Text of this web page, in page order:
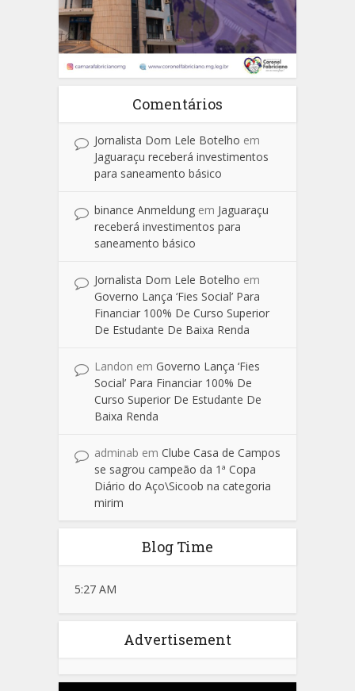
Comentários
Jornalista Dom Lele Botelho em
Jaguaraçu receberá investimentos
para saneamento básico
binance Anmeldung em Jaguaraçu
receberá investimentos para
saneamento básico
Jornalista Dom Lele Botelho em
Governo Lança ‘Fies Social’ Para
Financiar 100% De Curso Superior
De Estudante De Baixa Renda
Landon em Governo Lança ‘Fies
Social’ Para Financiar 100% De
Curso Superior De Estudante De
Baixa Renda
adminab em Clube Casa de Campos
se sagrou campeão da 1ª Copa
Diário do Aço\Sicoob na categoria
mirim
Blog Time
5:27 AM
Advertisement